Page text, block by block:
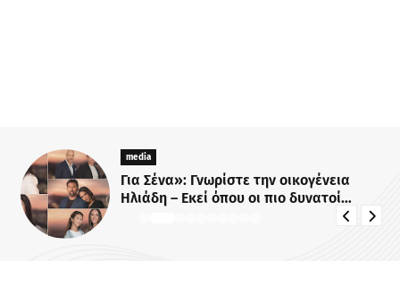
media
Για Σένα»: Γνωρίστε την οικογένεια
Ηλιάδη – Εκεί όπου οι πιο δυνατοί
δεσμοί δοκιμάζονται περισσότερο !